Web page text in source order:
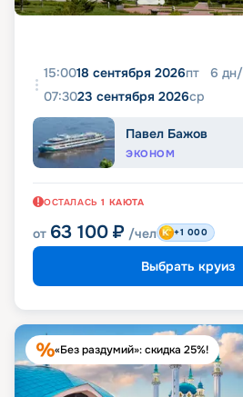
15:0018 сентября 2026пт 6 дн/
07:3023 сентября 2026ср
Павел Бажов
ЭКОНОМ
ОСТАЛАСЬ 1 КАЮТА
от 63 100 ₽ /чел +1 000
Выбрать круиз
«Без раздумий»: скидка 25%!